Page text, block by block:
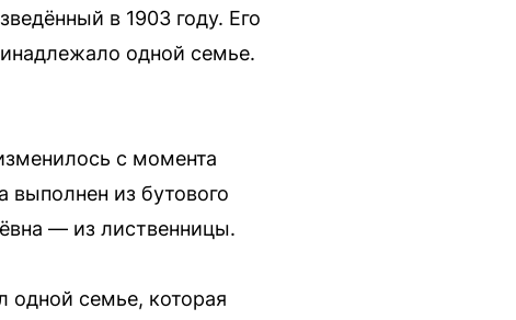
в 1903 году. Его
одной семье.
с момента
выполнен из бутового
— из лиственницы.
одной семье, которая